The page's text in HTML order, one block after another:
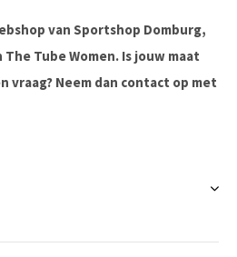
van Sportshop Domburg,
Tube Women. Is jouw maat
Neem dan contact op met